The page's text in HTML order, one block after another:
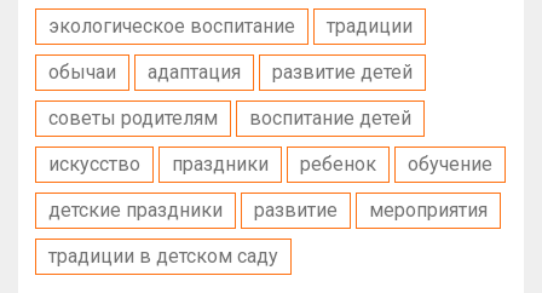
экологическое воспитание
традиции
обычаи
адаптация
развитие детей
советы родителям
воспитание детей
искусство
праздники ребенок
обучение
детские праздники
развитие
мероприятия
традиции в детском саду